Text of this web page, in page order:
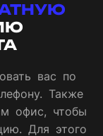
вас по
Также
офис, чтобы
Для этого